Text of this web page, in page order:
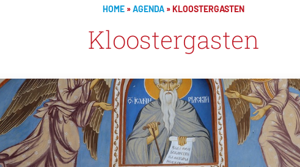
HOME »AGENDA »KLOOSTERGASTEN
Kloostergasten